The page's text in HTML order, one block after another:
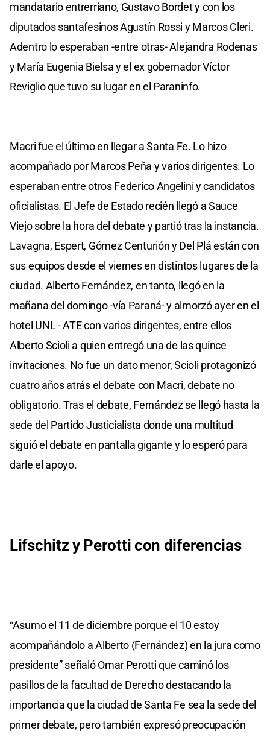
mandatario entrerriano, Gustavo Bordet y con los
diputados santafesinos Agustín Rossi y Marcos Cleri.
Adentro lo esperaban -entre otras- Alejandra Rodenas
y María Eugenia Bielsa y el ex gobernador Víctor
Reviglio que tuvo su lugar en el Paraninfo.
Macri fue el último en llegar a Santa Fe. Lo hizo
acompañado por Marcos Peña y varios dirigentes. Lo
esperaban entre otros Federico Angelini y candidatos
oficialistas. El Jefe de Estado recién llegó a Sauce
Viejo sobre la hora del debate y partió tras la instancia.
Lavagna, Espert, Gómez Centurión y Del Plá están con
sus equipos desde el viernes en distintos lugares de la
ciudad. Alberto Fernández, en tanto, llegó en la
mañana del domingo -vía Paraná- y almorzó ayer en el
hotel UNL - ATE con varios dirigentes, entre ellos
Alberto Scioli a quien entregó una de las quince
invitaciones. No fue un dato menor, Scioli protagonizó
cuatro años atrás el debate con Macri, debate no
obligatorio. Tras el debate, Fernández se llegó hasta la
sede del Partido Justicialista donde una multitud
siguió el debate en pantalla gigante y lo esperó para
darle el apoyo.
Lifschitz y Perotti con diferencias
“Asumo el 11 de diciembre porque el 10 estoy
acompañándolo a Alberto (Fernández) en la jura como
presidente” señaló Omar Perotti que caminó los
pasillos de la facultad de Derecho destacando la
importancia que la ciudad de Santa Fe sea la sede del
primer debate, pero también expresó preocupación